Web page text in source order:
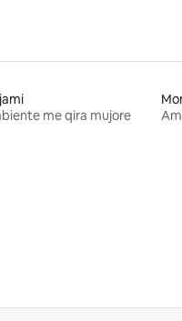
me qira mujore